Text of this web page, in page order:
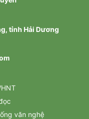
tỉnh Hải Dương
văn nghệ